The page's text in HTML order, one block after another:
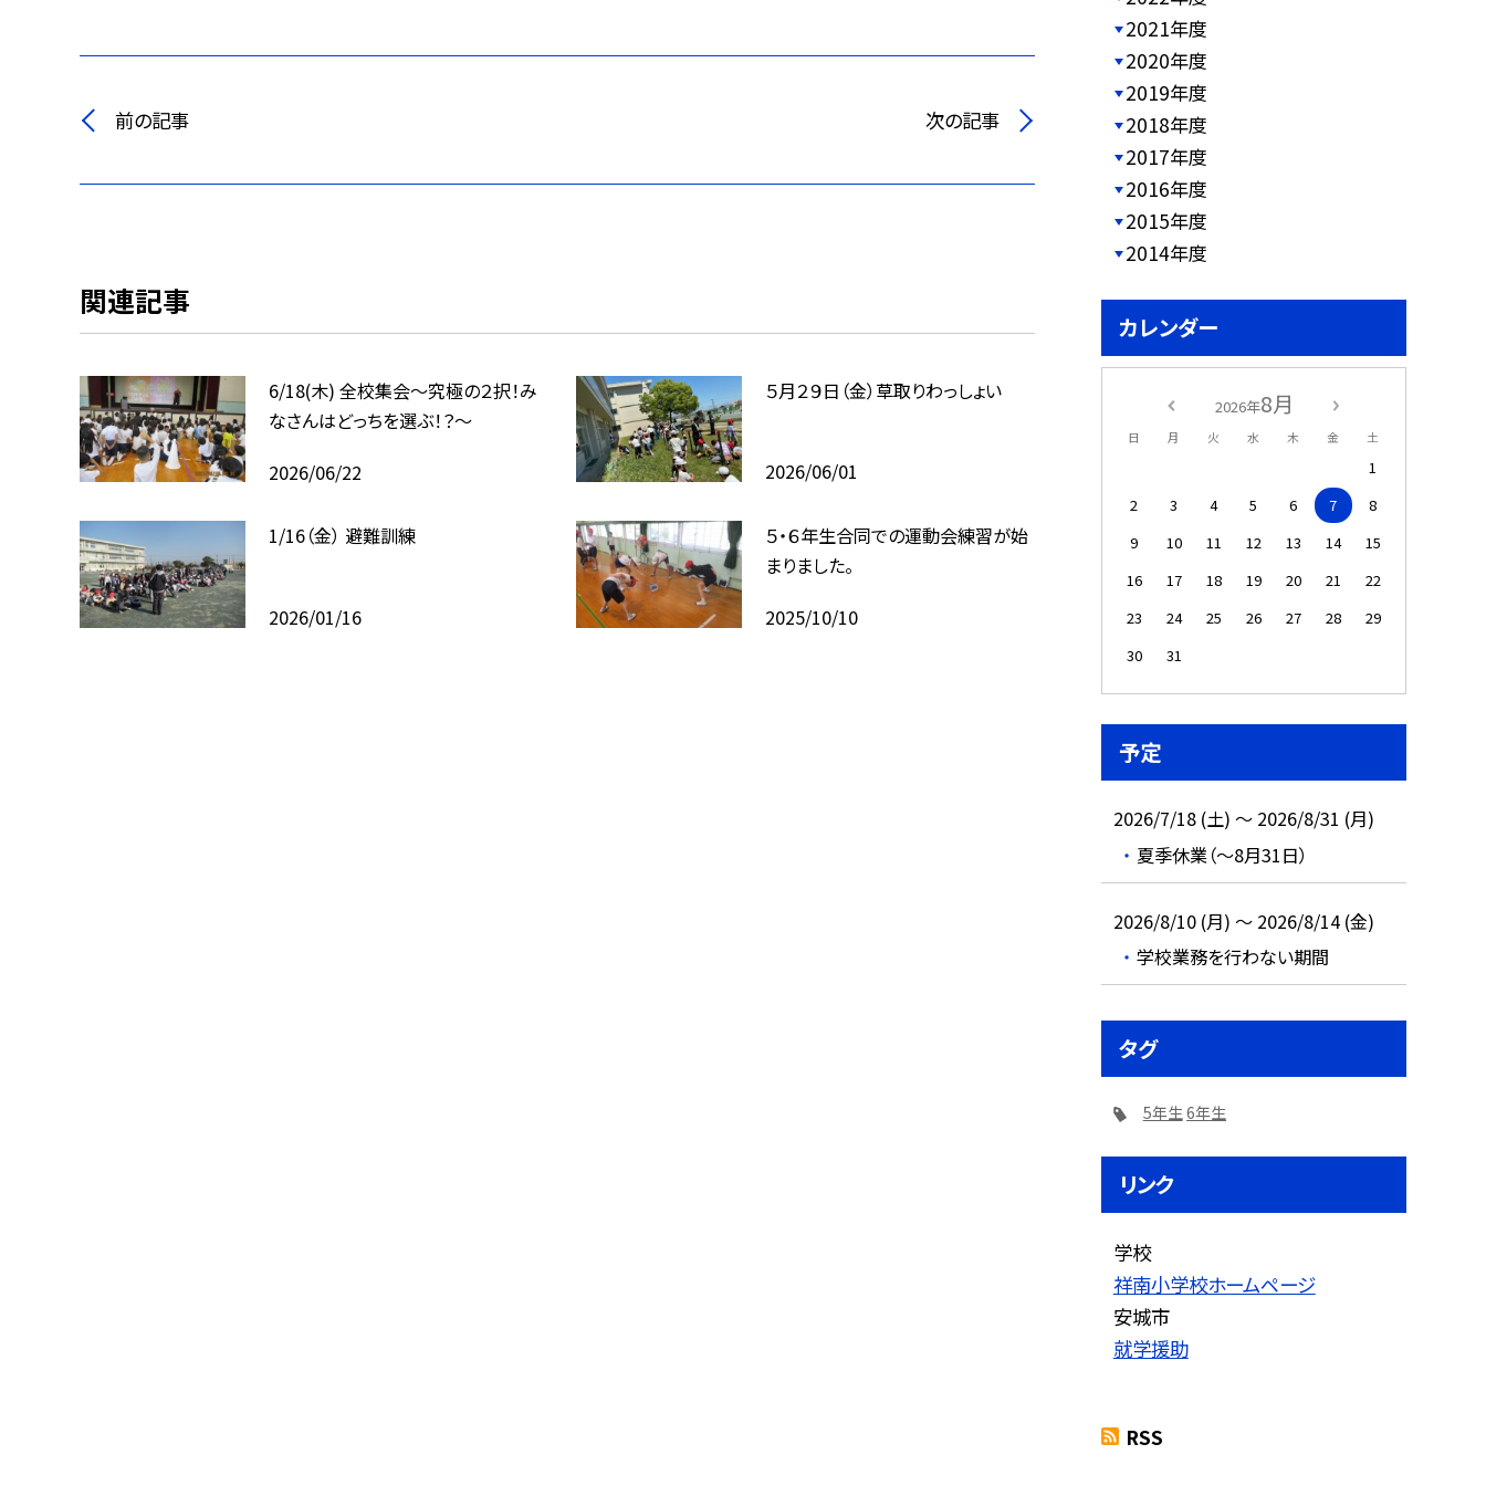
前の記事 次の記事
関連記事
6/18(木) 全校集会～究極の２択！み
なさんはどっちを選ぶ！？～
2026/06/22
５月２９日（金）草取りわっしょい
2026/06/01
1/16（金） 避難訓練
2026/01/16
５・６年生合同での運動会練習が始
まりました。
2025/10/10
2021年度
2020年度
2019年度
2018年度
2017年度
2016年度
2015年度
2014年度
カレンダー
2026年8月
日 月 火 水 木 金 土
1
2
3 4 5 6 7
8
9
10 11 12 13 14
15
16
17 18 19 20 21
22
23
24 25 26 27 28
29
30
31
予定
2026/7/18 (土) ～ 2026/8/31 (月)
夏季休業（～8月31日）
2026/8/10 (月) ～ 2026/8/14 (金)
学校業務を行わない期間
タグ
5年生6年生
リンク
学校
祥南小学校ホームページ
安城市
就学援助
RSS